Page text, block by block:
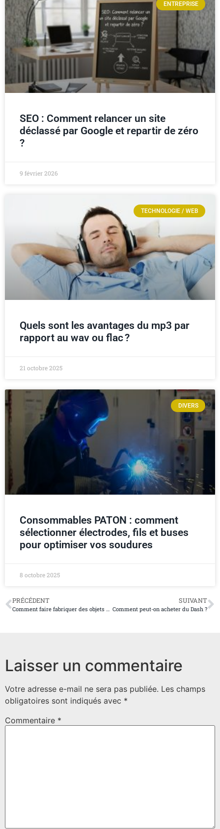
ENTREPRISE
SEO : Comment relancer un site
déclassé par Google et repartir de zéro
?
9 février 2026
TECHNOLOGIE / WEB
Quels sont les avantages du mp3 par
rapport au wav ou flac ?
21 octobre 2025
DIVERS
Consommables PATON : comment
sélectionner électrodes, fils et buses
pour optimiser vos soudures
8 octobre 2025
PRÉCÉDENT
Comment faire fabriquer des objets en plastique
SUIVANT
Comment peut-on acheter du Dash ?
Laisser un commentaire
Votre adresse e-mail ne sera pas publiée. Les champs
obligatoires sont indiqués avec *
Commentaire *